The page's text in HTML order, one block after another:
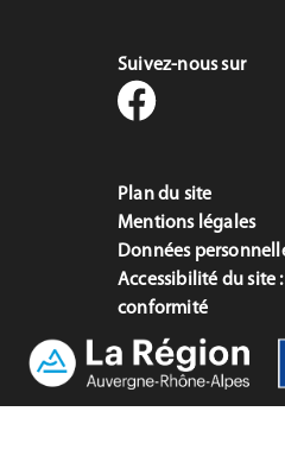
Suivez-nous sur
Plan du site
Mentions légales
Données
Accessibilité du site
conformité